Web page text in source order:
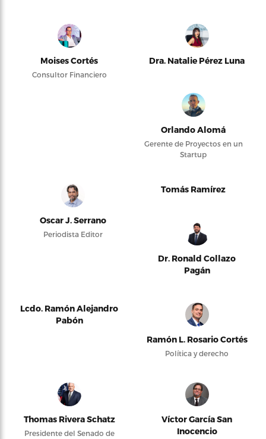
Moises Cortés
Consultor Financiero
Dra. Natalie Pérez Luna
Orlando Alomá
Gerente de Proyectos en un
Startup
Oscar J. Serrano
Periodista Editor
Tomás Ramírez
Dr. Ronald Collazo
Pagán
Lcdo. Ramón Alejandro
Pabón
Ramón L. Rosario Cortés
Política y derecho
Thomas Rivera Schatz
Presidente del Senado de
Víctor García San
Inocencio